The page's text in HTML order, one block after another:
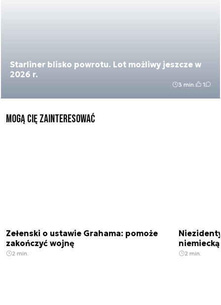
Starliner blisko powrotu. Lot możliwy jeszcze w
2026 r.
3 min. 1
Mogą Cię zainteresować
Zełenski o ustawie Grahama: pomoże
zakończyć wojnę
2 min. 2 min.